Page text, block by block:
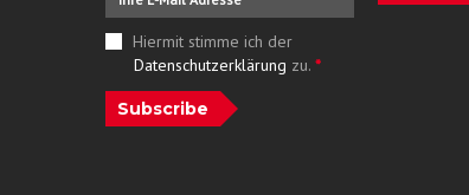
Hiermit stimme ich der
Datenschutzerklärung zu. *
Subscribe